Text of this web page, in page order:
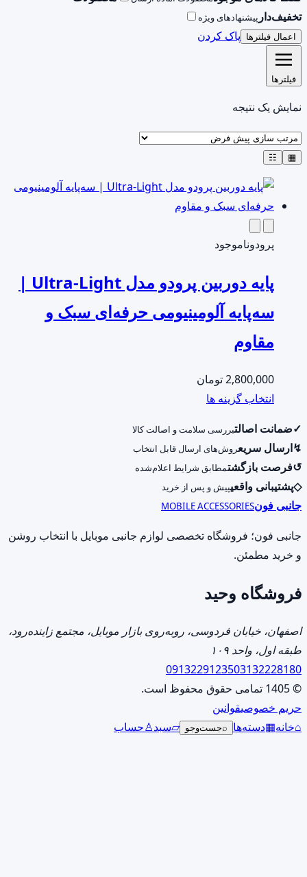
تخفیف‌دار پیشنهادهای ویژه
اعمال فیلترها پاک کردن
فیلترها
نمایش یک نتیجه
▦
☷
پرودوناموجود
پایه دوربین پرودو مدل Ultra-Light |
سه‌پایه آلومینیومی حرفه‌ای سبک و
مقاوم
2,800,000تومان
انتخاب گزینه ها
دارای
انواع
مختلفی
می
باشد.
گزینه
است
صفحه
انتخاب
شوند
✓ضمانت اصالتبررسی سلامت و اصالت کالا
↯ارسال سریعروش‌های ارسال قابل انتخاب
↺فرصت بازگشتمطابق شرایط اعلام‌شده
◇پشتیبانی واقعیپیش و پس از خرید
جانبی فونMOBILE ACCESSORIES
جانبی فون؛ فروشگاه تخصصی لوازم جانبی موبایل با انتخاب روشن
و خرید مطمئن.
فروشگاه وحید
اصفهان، خیابان فردوسی، روبه‌روی بازار موبایل، مجتمع زاینده‌رود،
طبقه اول، واحد ۱۰۹
03132228180
09132291235
© 1405 تمامی حقوق محفوظ است.
حریم خصوصیقوانین
⌂خانه▦دسته‌ها ⌕جست‌وجو ▱سبد♙حساب